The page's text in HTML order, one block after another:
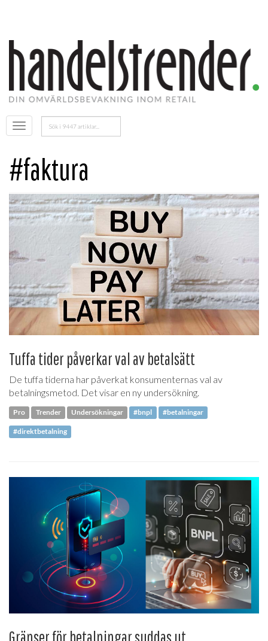
Öppna
menyn
Sök
efter:
#faktura
Tuffa tider påverkar val av betalsätt
De tuffa tiderna har påverkat konsumenternas val av
betalningsmetod. Det visar en ny undersökning.
Pro Trender Undersökningar #bnpl #betalningar
#direktbetalning
Gränser för betalningar suddas ut